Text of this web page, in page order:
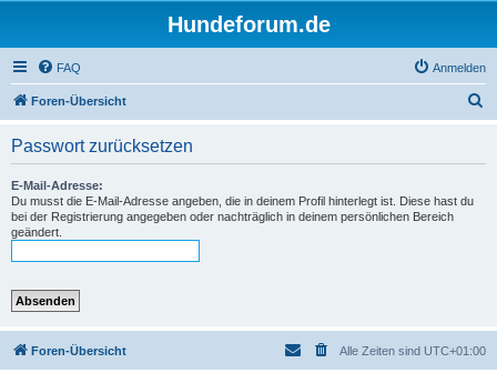
Hundeforum.de
FAQ Anmelden
Foren-Übersicht
Passwort zurücksetzen
E-Mail-Adresse:
Du musst die E-Mail-Adresse angeben, die in deinem Profil hinterlegt ist. Diese hast du
bei der Registrierung angegeben oder nachträglich in deinem persönlichen Bereich
geändert.
Foren-Übersicht Alle Zeiten sind UTC+01:00